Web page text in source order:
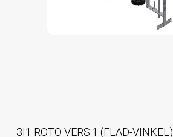
3I1 ROTO VERS.1 (FLAD-VINKEL)